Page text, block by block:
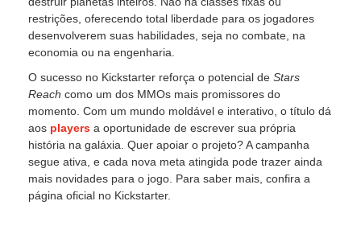
restrições, oferecendo total liberdade para os jogadores
desenvolverem suas habilidades, seja no combate, na
economia ou na engenharia.
O sucesso no Kickstarter reforça o potencial de Stars
Reach como um dos MMOs mais promissores do
momento. Com um mundo moldável e interativo, o título dá
aos players a oportunidade de escrever sua própria
história na galáxia. Quer apoiar o projeto? A campanha
segue ativa, e cada nova meta atingida pode trazer ainda
mais novidades para o jogo. Para saber mais, confira a
página oficial no Kickstarter.